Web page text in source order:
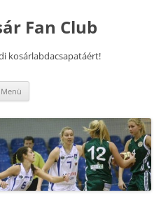
Fan Club
kosárlabdacsapatáért!
Menü